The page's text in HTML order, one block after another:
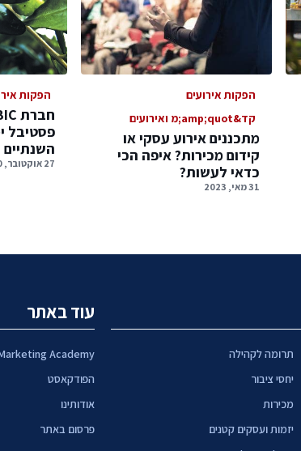
הפקות אירועים
קד&amp;quot;מ ואירועים
מתכננים אירוע עסקי או
קידום מכירות? איפה הכי
כדאי לעשות?
31 מאי, 2023
הפקות
פסטיבל
השנתיים
27 אוקטובר, 2010
תרומה לקהילה
יחסי ציבור
מכירות
יזמות ועסקים קטנים
עוד באתר
Academy
הפודקאסט
אודותינו
פרסום באתר